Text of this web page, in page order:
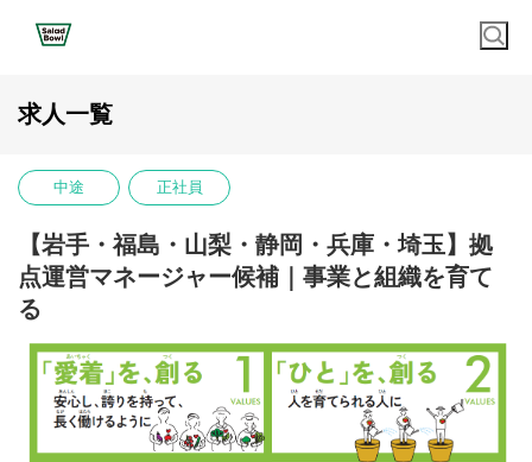
求人一覧
中途 正社員
【岩手・福島・山梨・静岡・兵庫・埼玉】拠
点運営マネージャー候補｜事業と組織を育て
る